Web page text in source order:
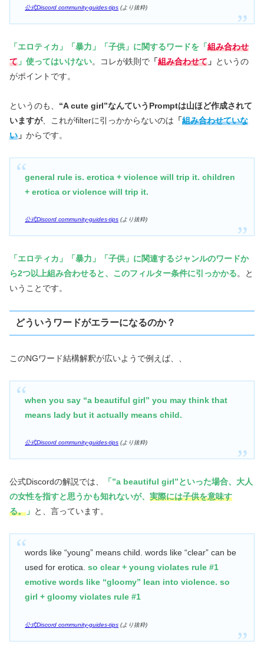
公式Discord community-guides-tips (より抜粋)
「エロティカ」「暴力」「子供」に関するワードを「組み合わせ
て 」使ってはいけない。コレが鉄則で 「組み合わせて 」 というの
がポイントです。
というのも、 “A cute girl”なんていうPromptは山ほど作成されて
いますが、これがfilterに引っかからないのは 「組み合わせていな
い 」 からです。
general rule is. erotica + violence will trip it. children
+ erotica or violence will trip it.
公式Discord community-guides-tips (より抜粋)
「エロティカ」「暴力」「子供」に関連するジャンルのワードか
ら2つ以上組み合わせると、このフィルター条件に引っかかる。と
いうことです。
どういうワードがエラーになるのか？
このNGワード結構解釈が広いようで例えば、、
when you say “a beautiful girl” you may think that
means lady but it actually means child.
公式Discord community-guides-tips (より抜粋)
公式Discordの解説では、
「”a beautiful girl”といった場合、大人
の女性を指すと思うかも知れないが、 実際には子供を意味す
る。 」 と、言っています。
words like “young” means child. words like “clear” can be
used for erotica.so clear + young violates rule #1
emotive words like “gloomy” lean into violence. so
girl + gloomy violates rule #1
公式Discord community-guides-tips (より抜粋)